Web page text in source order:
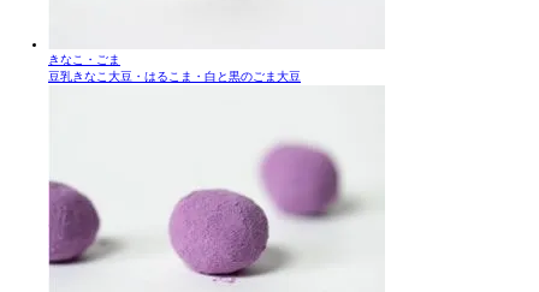
きなこ・ごま
豆乳きなこ大豆・はるこま・白と黒のごま大豆